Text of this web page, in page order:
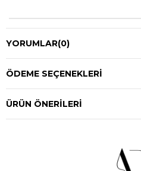
YORUMLAR(0)
ÖDEME SEÇENEKLERI
ÜRÜN ÖNERILERI